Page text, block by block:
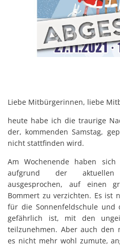
Liebe Mitbürgerinnen, liebe
heute habe ich die traurige
der, kommenden Samstag,
nicht stattfinden wird.
Am Wochenende haben
aufgrund der aktuellen
ausgesprochen, auf einen
Bommert zu verzichten. Es ist
für die Sonnenfeldschule und
gefährlich ist, mit den
teilzunehmen. Aber auch den
es nicht mehr wohl zumute,